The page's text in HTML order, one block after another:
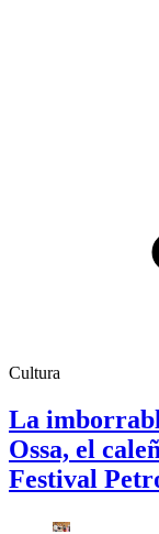
Cultura
La
Ossa, el
Festival